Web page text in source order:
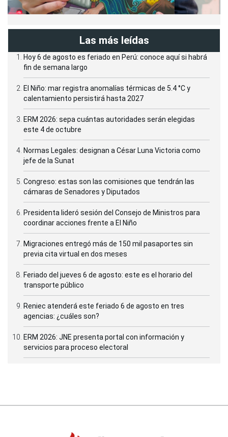
Las más leídas
Hoy 6 de agosto es feriado en Perú: conoce aquí si habrá
fin de semana largo
El Niño: mar registra anomalías térmicas de 5.4 °C y
calentamiento persistirá hasta 2027
ERM 2026: sepa cuántas autoridades serán elegidas
este 4 de octubre
Normas Legales: designan a César Luna Victoria como
jefe de la Sunat
Congreso: estas son las comisiones que tendrán las
cámaras de Senadores y Diputados
Presidenta lideró sesión del Consejo de Ministros para
coordinar acciones frente a El Niño
Migraciones entregó más de 150 mil pasaportes sin
previa cita virtual en dos meses
Feriado del jueves 6 de agosto: este es el horario del
transporte público
Reniec atenderá este feriado 6 de agosto en tres
agencias: ¿cuáles son?
ERM 2026: JNE presenta portal con información y
servicios para proceso electoral